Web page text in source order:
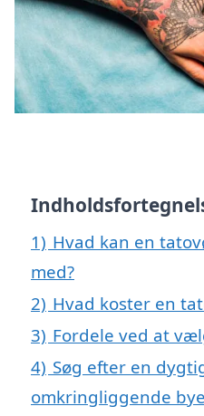
1) Hvad kan en
med?
2) Hvad koster en
3) Fordele ved at
4) Søg efter en
omkringliggende